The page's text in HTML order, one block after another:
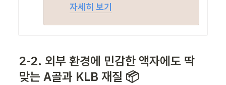
자세히 보기
2-2. 외부 환경에 민감한 액자에도 딱
맞는 A골과 KLB 재질 📦